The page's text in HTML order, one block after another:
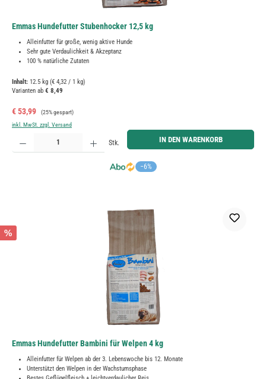
Emmas Hundefutter Stubenhocker 12,5 kg
Alleinfutter für große, wenig aktive Hunde
Sehr gute Verdaulichkeit & Akzeptanz
100 % natürliche Zutaten
Inhalt: 12.5 kg (€ 4,32 / 1 kg)
Varianten ab € 8,49
Verkaufspreis:
€ 53,99 Regulärer Preis:
(25% gespart)
inkl. MwSt. zzgl. Versand
−6%
Produkt Anzahl: Gib den gewünschten Wert ein oder benutze die Schaltflächen um die Anzahl zu
Stk. IN DEN WARENKORB
%
Emmas Hundefutter Bambini für Welpen 4 kg
Alleinfutter für Welpen ab der 3. Lebenswoche bis 12. Monate
Unterstützt den Welpen in der Wachstumsphase